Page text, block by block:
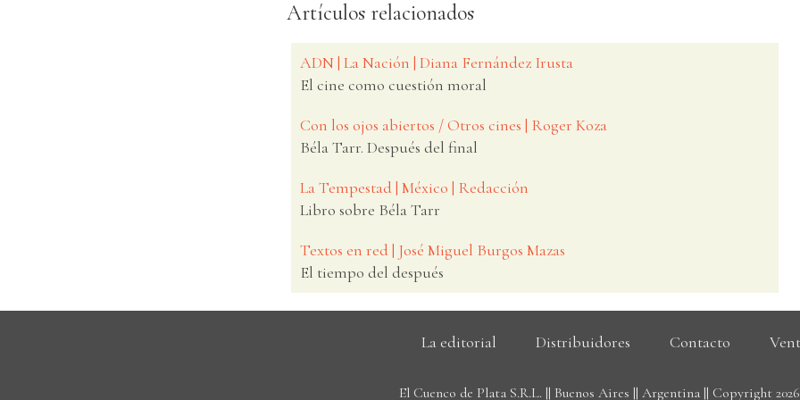
Artículos relacionados
ADN | La Nación | Diana Fernández Irusta
El cine como cuestión moral
Con los ojos abiertos / Otros cines | Roger Koza
Béla Tarr. Después del final
La Tempestad | México | Redacción
Libro sobre Béla Tarr
Textos en red | José Miguel Burgos Mazas
El tiempo del después
La editorial Distribuidores Contacto
El Cuenco de Plata S.R.L. || Buenos Aires || Argentina || Copyright 2026